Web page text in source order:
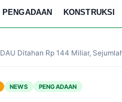
PENGADAAN KONSTRUKSI
DAU Ditahan Rp 144 Miliar,
NEWS PENGADAAN